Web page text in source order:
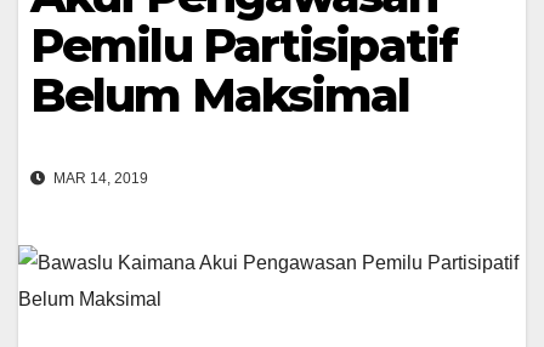
Pemilu Partisipatif
Belum Maksimal
MAR 14, 2019